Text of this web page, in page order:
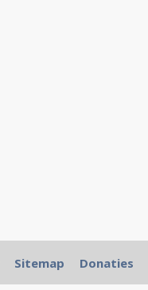
Sitemap Donaties